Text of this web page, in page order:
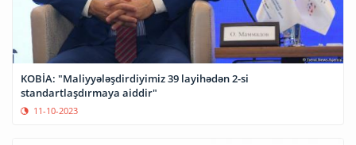
KOBİA: "Maliyyələşdirdiyimiz 39 layihədən 2-si
standartlaşdırmaya aiddir"
11-10-2023